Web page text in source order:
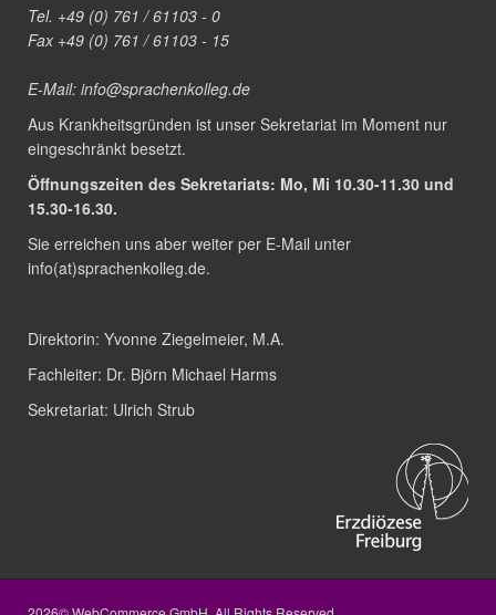
Tel. +49 (0) 761 / 61103 - 0
Fax +49 (0) 761 / 61103 - 15
E-Mail: info@sprachenkolleg.de
Aus Krankheitsgründen ist unser Sekretariat im Moment nur
eingeschränkt besetzt.
Öffnungszeiten des Sekretariats: Mo, Mi 10.30-11.30 und
15.30-16.30.
Sie erreichen uns aber weiter per E-Mail unter
info(at)sprachenkolleg.de.
Direktorin: Yvonne Ziegelmeier, M.A.
Fachleiter: Dr. Björn Michael Harms
Sekretariat: Ulrich Strub